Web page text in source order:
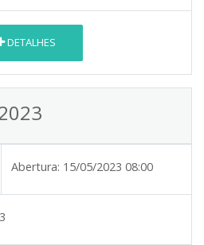
DETALHES
Abertura: 15/05/2023 08:00